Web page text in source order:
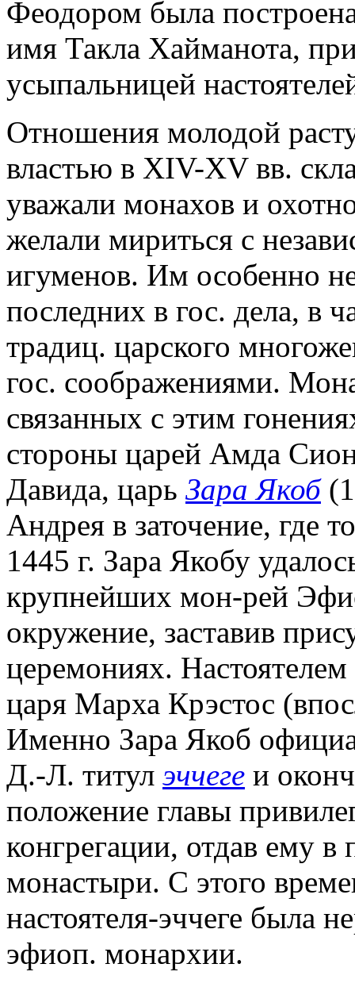
Феодором была
имя Такла Хайманота,
усыпальницей
Отношения молодой
властью в XIV-XV вв.
уважали монахов и
желали мириться с
игуменов. Им особенно
последних в гос. дела, в
традиц. царского
гос. соображениями.
связанных с этим
стороны царей Амда
Давида, царь Зара Якоб
Андрея в заточение, где
1445 г. Зара Якобу
крупнейших мон-рей
окружение, заставив
церемониях.
царя Марха Крэстос
Именно Зара Якоб
Д.-Л. титул эччеге и
положение главы
конгрегации, отдав ему
монастыри. С этого
настоятеля-эччеге была
эфиоп. монархии.